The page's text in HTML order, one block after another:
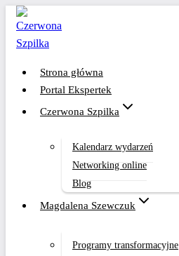
Przejdź
treści
Strona główna
Portal Ekspertek
Czerwona Szpilka
Kalendarz wydarzeń
Networking online
Blog
Magdalena Szewczuk
Programy transformacyjne